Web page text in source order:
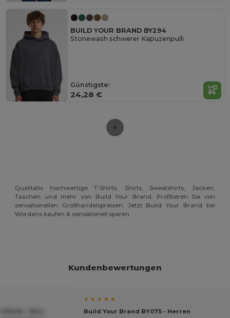
BUILD YOUR BRAND BY294
Stonewash schwerer Kapuzenpulli
Günstigste:
24,28 €
Qualitativ hochwertige T-Shirts, Shirts, Sweatshirts, Jacken,
Taschen und mehr von Build Your Brand. Profitieren Sie von
sensationellen Großhandelspreisen. Jetzt Build Your Brand bei
Wordans kaufen & sensationell sparen.
Kundenbewertungen
★ ★ ★ ★ ★
Build Your Brand BY075 - Herren